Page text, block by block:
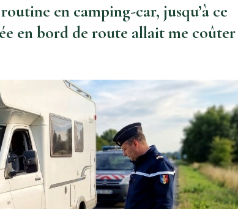
en camping-car, jusqu’à ce
en bord de route allait me coûter